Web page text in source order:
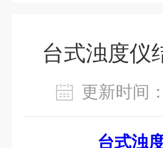
台式浊度仪
更新时
台式浊